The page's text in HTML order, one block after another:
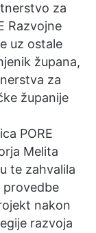
za
Razvojne
uz ostale
župana,
za
županije
PORE
Melita
te zahvalila
provedbe
nakon
razvoja